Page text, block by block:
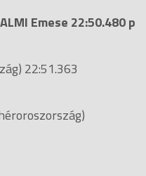
Emese 22:50.480 p
22:51.363